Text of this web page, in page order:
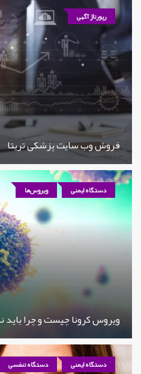
رپورتاژ آگهی
فروش وب سایت پزشکی تریتا
دستگاه ایمنی ویروس‌ها
ویروس کرونا چیست و چرا باید
دستگاه ایمنی دستگاه تنفسی